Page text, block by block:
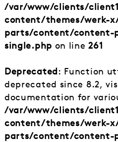
/var/www/clients/
content/themes/werk-
parts/content/content-
single.php on line261
Deprecated: Function
deprecated since 8.2,
documentation for
/var/www/clients/
content/themes/werk-
parts/content/content-